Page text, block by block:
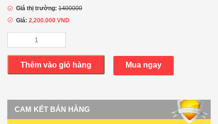
Giá thị trường: 1400000
Giá: 2,200.000 VND
(80x80cm
cấp)100%
tay
Thêm vào giỏ hàng Mua ngay
CAM KẾT BÁN HÀNG